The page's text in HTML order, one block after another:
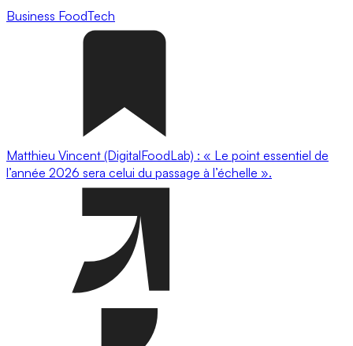
Business FoodTech
Matthieu Vincent (DigitalFoodLab) : « Le point essentiel de
l’année 2026 sera celui du passage à l’échelle ».